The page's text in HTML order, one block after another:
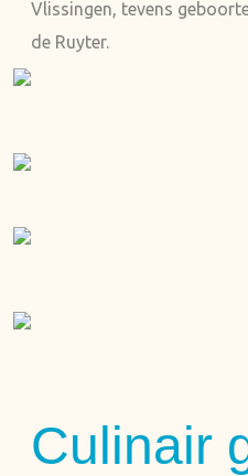
Vlissingen, tevens
de Ruyter.
Culinair